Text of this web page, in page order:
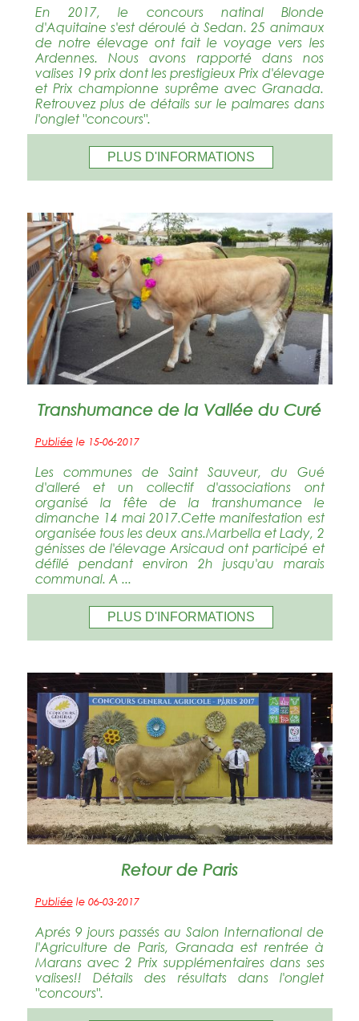
En 2017, le concours natinal Blonde
d'Aquitaine s'est déroulé à Sedan. 25 animaux
de notre élevage ont fait le voyage vers les
Ardennes. Nous avons rapporté dans nos
valises 19 prix dont les prestigieux Prix d'élevage
et Prix championne suprême avec Granada.
Retrouvez plus de détails sur le palmares dans
l'onglet "concours".
PLUS D'INFORMATIONS
Transhumance de la Vallée du Curé
Publiéele 15-06-2017
Les communes de Saint Sauveur, du Gué
d'alleré et un collectif d'associations ont
organisé la fête de la transhumance le
dimanche 14 mai 2017.Cette manifestation est
organisée tous les deux ans.Marbella et Lady, 2
génisses de l'élevage Arsicaud ont participé et
défilé pendant environ 2h jusqu'au marais
communal. A ...
PLUS D'INFORMATIONS
Retour de Paris
Publiéele 06-03-2017
Aprés 9 jours passés au Salon International de
l'Agriculture de Paris, Granada est rentrée à
Marans avec 2 Prix supplémentaires dans ses
valises!! Détails des résultats dans l'onglet
"concours".